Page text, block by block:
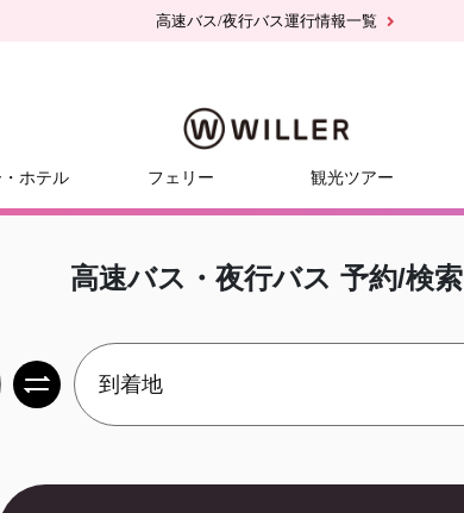
高速バス/夜行バス運行情報一覧
ホテル フェリー 観光ツアー
高速バス・夜行バス 予約/検索